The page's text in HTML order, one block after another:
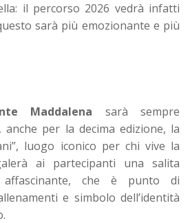
il percorso 2026 vedrà infatti
sarà più emozionante e più
Maddalena sarà sempre
per la decima edizione, la
luogo iconico per chi vive la
ai partecipanti una salita
che è punto di
e simbolo dell’identità